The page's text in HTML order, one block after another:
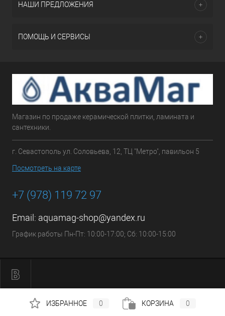
НАШИ ПРЕДЛОЖЕНИЯ
ПОМОЩЬ И СЕРВИСЫ
Магазин по продаже керамической плитки, ламината и
сантехники.
г. Севастополь ул. Соловьева, 12, ТЦ "Метро", павильон 5
Посмотреть на карте
+7 (978) 119 72 97
Email: aquamag-shop@yandex.ru
График работы Пн-Пт: 10:00-17:00; Сб: 10:00-15:00
ИЗБРАННОЕ 0 КОРЗИНА 0